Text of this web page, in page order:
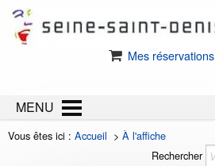
Mes réservations
MENU
Vous êtes ici : Accueil > À l'affiche
Rechercher